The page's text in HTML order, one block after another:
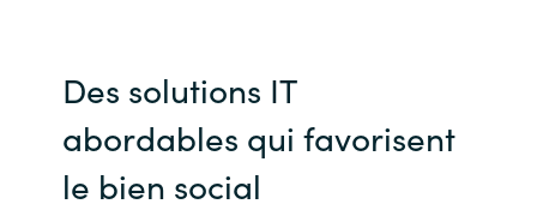
Des solutions IT
abordables qui favorisent
le bien social